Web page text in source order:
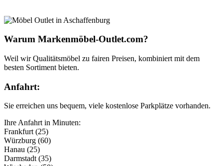
Warum Markenmöbel-Outlet.com?
Weil wir Qualitätsmöbel zu fairen Preisen, kombiniert mit dem
besten Sortiment bieten.
Anfahrt:
Sie erreichen uns bequem, viele kostenlose Parkplätze vorhanden.
Ihre Anfahrt in Minuten:
Frankfurt (25)
Würzburg (60)
Hanau (25)
Darmstadt (35)